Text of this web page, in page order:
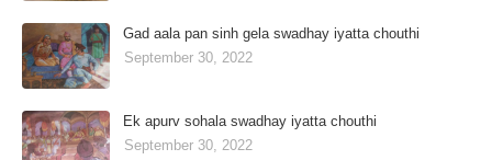
Gad aala pan sinh gela swadhay iyatta chouthi
September 30, 2022
Ek apurv sohala swadhay iyatta chouthi
September 30, 2022